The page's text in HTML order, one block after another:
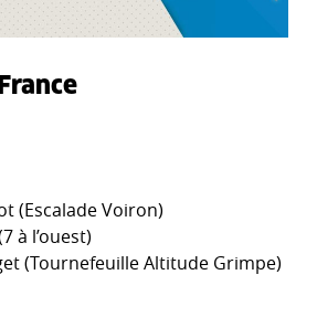
(Escalade Voiron)
à l’ouest)
(Tournefeuille Altitude Grimpe)